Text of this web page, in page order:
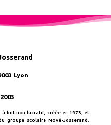
Lyon
à but non lucratif, créée en 1973, et
groupe scolaire Nové-Josserand.